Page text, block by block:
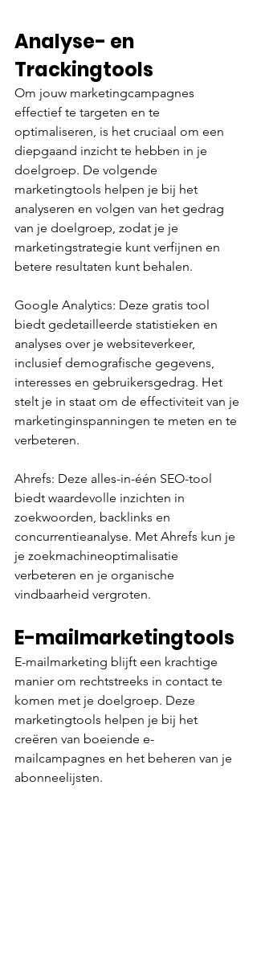
Analyse- en
Trackingtools
Om jouw marketingcampagnes
effectief te targeten en te
optimaliseren, is het cruciaal om een
diepgaand inzicht te hebben in je
doelgroep. De volgende
marketingtools helpen je bij het
analyseren en volgen van het gedrag
van je doelgroep, zodat je je
marketingstrategie kunt verfijnen en
betere resultaten kunt behalen.
Google Analytics: Deze gratis tool
biedt gedetailleerde statistieken en
analyses over je websiteverkeer,
inclusief demografische gegevens,
interesses en gebruikersgedrag. Het
stelt je in staat om de effectiviteit van je
marketinginspanningen te meten en te
verbeteren.
Ahrefs: Deze alles-in-één SEO-tool
biedt waardevolle inzichten in
zoekwoorden, backlinks en
concurrentieanalyse. Met Ahrefs kun je
je zoekmachineoptimalisatie
verbeteren en je organische
vindbaarheid vergroten.
E-mailmarketingtools
E-mailmarketing blijft een krachtige
manier om rechtstreeks in contact te
komen met je doelgroep. Deze
marketingtools helpen je bij het
creëren van boeiende e-
mailcampagnes en het beheren van je
abonneelijsten.